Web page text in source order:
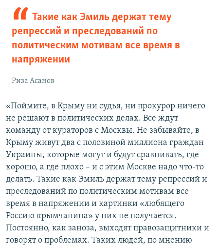
и
с
л
а
д
Такие как Эмиль держат тему
репрессий и преследований по
политическим мотивам все время в
напряжении
Риза Асанов
«Поймите, в Крыму ни судья, ни прокурор ничего
не решают в политических делах. Все ждут
команду от кураторов с Москвы. Не забывайте, в
Крыму живут два с половиной миллиона граждан
Украины, которые могут и будут сравнивать, где
хорошо, а где плохо – и с этим Москве надо что-то
делать. Такие как Эмиль держат тему репрессий и
преследований по политическим мотивам все
время в напряжении и картинки «любящего
Россию крымчанина» у них не получается.
Постоянно, как заноза, выходят правозащитники и
говорят о проблемах. Таких людей, по мнению